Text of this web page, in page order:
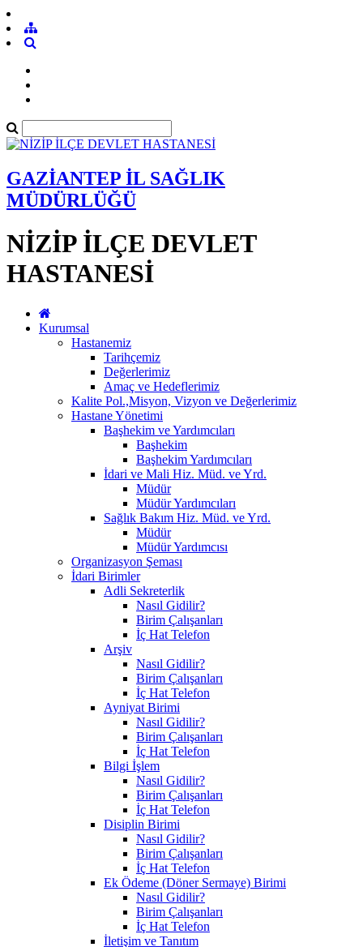
GAZİANTEP İL SAĞLIK
MÜDÜRLÜĞÜ
NİZİP İLÇE DEVLET
HASTANESİ
Kurumsal
Hastanemiz
Tarihçemiz
Değerlerimiz
Amaç ve Hedeflerimiz
Kalite Pol.,Misyon, Vizyon ve Değerlerimiz
Hastane Yönetimi
Başhekim ve Yardımcıları
Başhekim
Başhekim Yardımcıları
İdari ve Mali Hiz. Müd. ve Yrd.
Müdür
Müdür Yardımcıları
Sağlık Bakım Hiz. Müd. ve Yrd.
Müdür
Müdür Yardımcısı
Organizasyon Şeması
İdari Birimler
Adli Sekreterlik
Nasıl Gidilir?
Birim Çalışanları
İç Hat Telefon
Arşiv
Nasıl Gidilir?
Birim Çalışanları
İç Hat Telefon
Ayniyat Birimi
Nasıl Gidilir?
Birim Çalışanları
İç Hat Telefon
Bilgi İşlem
Nasıl Gidilir?
Birim Çalışanları
İç Hat Telefon
Disiplin Birimi
Nasıl Gidilir?
Birim Çalışanları
İç Hat Telefon
Ek Ödeme (Döner Sermaye) Birimi
Nasıl Gidilir?
Birim Çalışanları
İç Hat Telefon
İletişim ve Tanıtım